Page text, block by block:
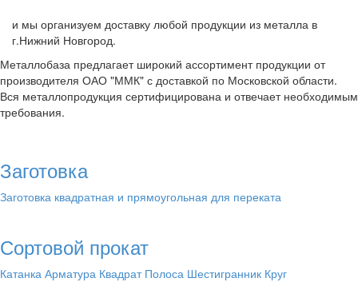
и мы организуем доставку любой продукции из металла в
г.Нижний Новгород.
Металлобаза предлагает широкий ассортимент продукции от
производителя ОАО "ММК" с доставкой по Московской области.
Вся металлопродукция сертифицирована и отвечает необходимым
требования.
Заготовка
Заготовка квадратная и прямоугольная для переката
Сортовой прокат
Катанка Арматура Квадрат Полоса Шестигранник Круг